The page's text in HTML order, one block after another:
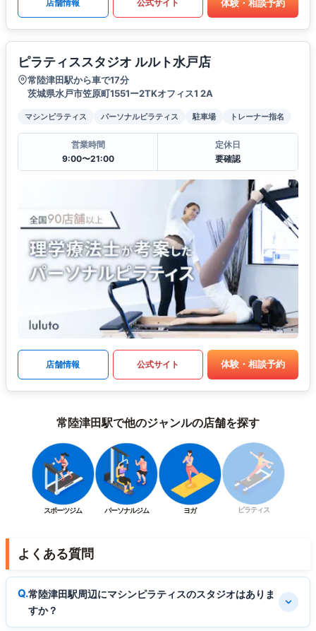
店舗情報 公式サイト 体験・相談予約
ピラティススタジオ ルルト水戸店
常陸津田駅から車で17分
茨城県水戸市笠原町1551ー2TKオフィス1 2A
マシンピラティス パーソナルピラティス 駐車場 トレーナー指名
営業時間
9:00〜21:00
定休日
要確認
店舗情報 公式サイト 体験・相談予約
常陸津田駅で他のジャンルの店舗を探す
スポーツジム パーソナルジム ヨガ ピラティス
よくある質問
常陸津田駅周辺にマシンピラティスのスタジオはありま
すか？